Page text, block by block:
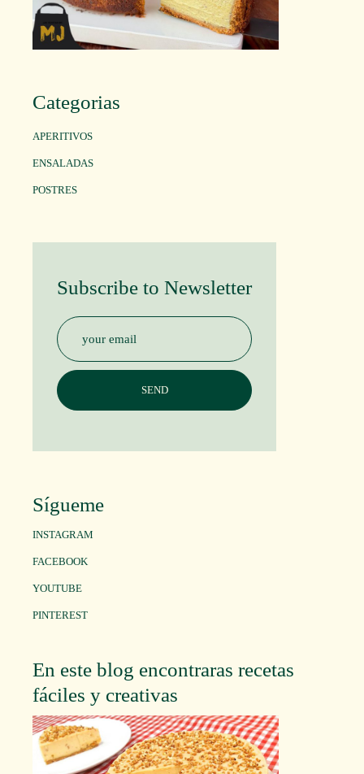
Categorias
APERITIVOS
ENSALADAS
POSTRES
Subscribe to Newsletter
Sígueme
INSTAGRAM
FACEBOOK
YOUTUBE
PINTEREST
En este blog encontraras recetas
fáciles y creativas